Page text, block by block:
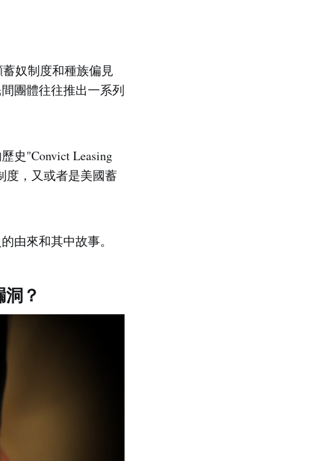
奴制度和種族偏見
團體往往推出一系列
史"Convict Leasing
度，又或者是美國蓄
由來和其中故事。
？